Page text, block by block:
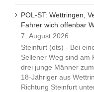
POL-ST: Wettringen,
Fahrer wich offenbar
7. August 2026
Steinfurt (ots) - Bei
Sellener Weg sind am
drei junge Männer
18-Jähriger aus
Richtung Steinfurt